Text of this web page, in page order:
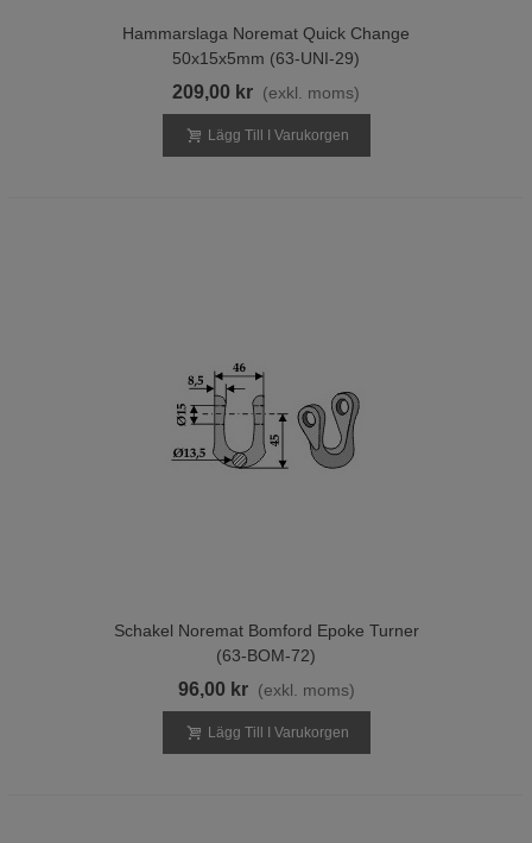
Hammarslaga Noremat Quick Change
50x15x5mm (63-UNI-29)
209,00 kr (exkl. moms)
Lägg Till I Varukorgen
Schakel Noremat Bomford Epoke Turner
(63-BOM-72)
96,00 kr (exkl. moms)
Lägg Till I Varukorgen